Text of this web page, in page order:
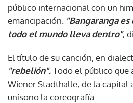
público internacional con un
emancipación. "Bangaranga es
todo el mundo lleva dentro",
El título de su canción, en
"rebelión".Todo el público que
Wiener Stadthalle, de la capital
unísono la coreografía.